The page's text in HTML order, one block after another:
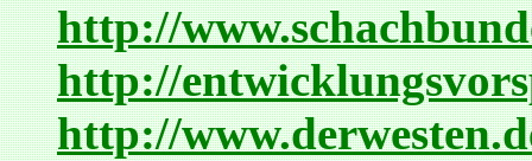
http://
http://
http://